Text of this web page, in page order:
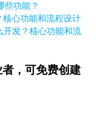
些功能？
开发？核心功能和流
者，可免费创建